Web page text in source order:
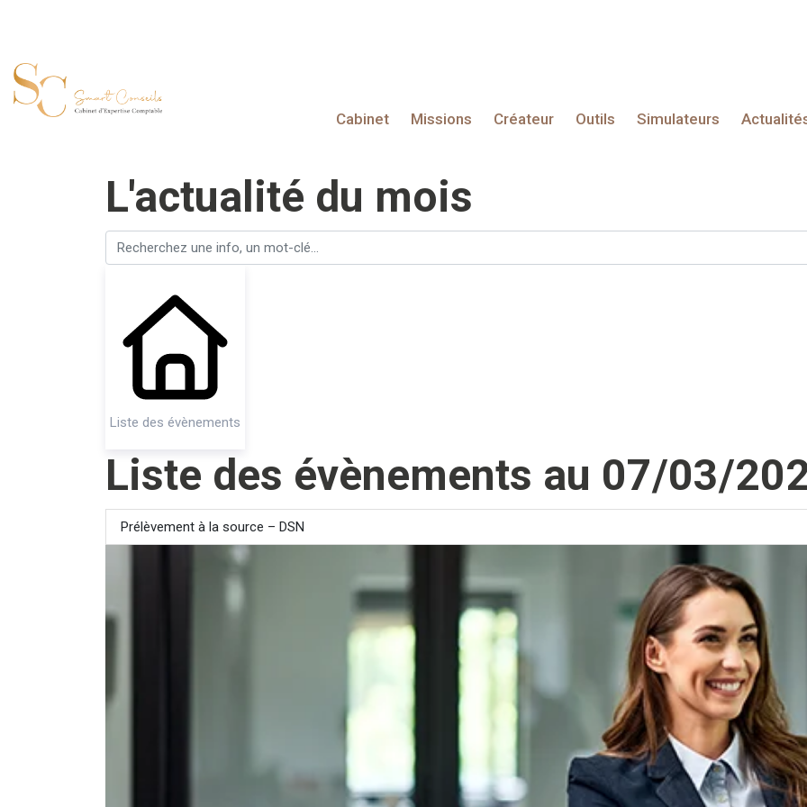
Cabinet Missions Créateur Outils Simulateurs
L'actualité du mois
Liste des évènements
Liste des évènements au 07/03/
Prélèvement à la source – DSN